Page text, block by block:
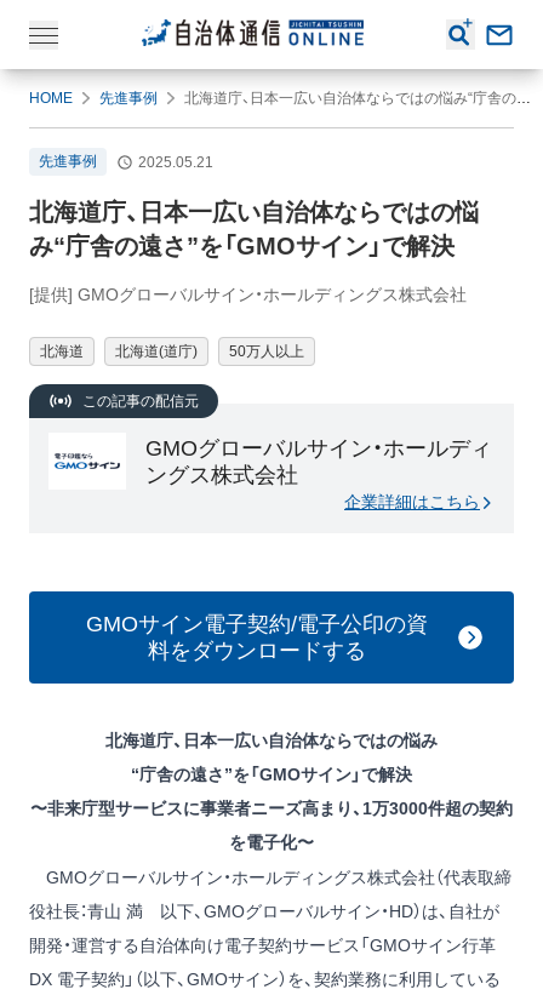
HOME 先進事例 北海道庁、日本一広い自治体ならではの悩み“庁舎の遠さ”を「GMOサイン」で解決
先進事例 2025.05.21
北海道庁、日本一広い自治体ならではの悩
み“庁舎の遠さ”を「GMOサイン」で解決
[提供] GMOグローバルサイン・ホールディングス株式会社
北海道 北海道(道庁) 50万人以上
この記事の配信元
GMOグローバルサイン・ホールディ
ングス株式会社
企業詳細はこちら
GMOサイン電子契約/電子公印の資
料をダウンロードする
北海道庁、日本一広い自治体ならではの悩み
“庁舎の遠さ”を「GMOサイン」で解決
〜非来庁型サービスに事業者ニーズ高まり、1万3000件超の契約
を電子化〜
GMOグローバルサイン・ホールディングス株式会社（代表取締
役社⻑：⻘⼭ 満 以下、GMOグローバルサイン・HD）は、自社が
開発・運営する自治体向け電子契約サービス「GMOサイン行革
DX 電子契約」（以下、GMOサイン）を、契約業務に利用している